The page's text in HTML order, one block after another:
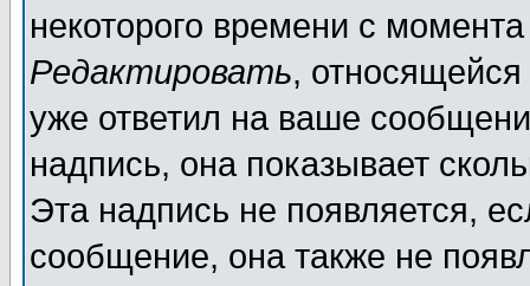
некоторого времени с
Редактировать,
уже ответил на ваше
надпись, она показывает
Эта надпись не появляется,
сообщение, она также не